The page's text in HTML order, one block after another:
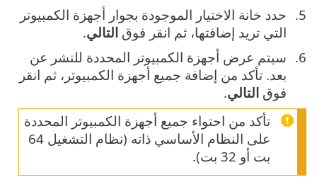
حدد خانة الاختيار الموجودة بجوار أجهزة الكمبيوتر
التي تريد إضافتها، ثم انقر فوق ‎ التالي.
سيتم عرض أجهزة الكمبيوتر المحددة للنشر عن
بعد. تأكد من إضافة جميع أجهزة الكمبيوتر، ثم انقر
فوق ‎ التالي.
تأكد من احتواء جميع أجهزة الكمبيوتر المحددة
على النظام الأساسي ذاته (نظام التشغيل 64
بت أو 32 بت).